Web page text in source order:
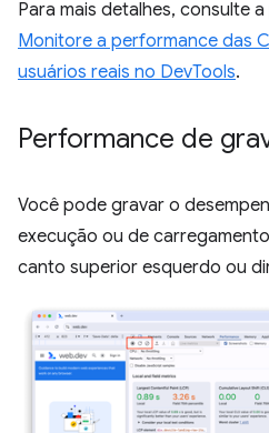
Para mais detalhes, consulte
Monitore a performance das
usuários reais no DevTools.
Performance de
Você pode gravar o
execução ou de
canto superior esquerdo ou